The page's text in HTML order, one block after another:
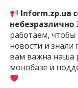
Inform.zp.ua
небезразлично
работаем,
новости и знали
вам важна наша
монобазе и